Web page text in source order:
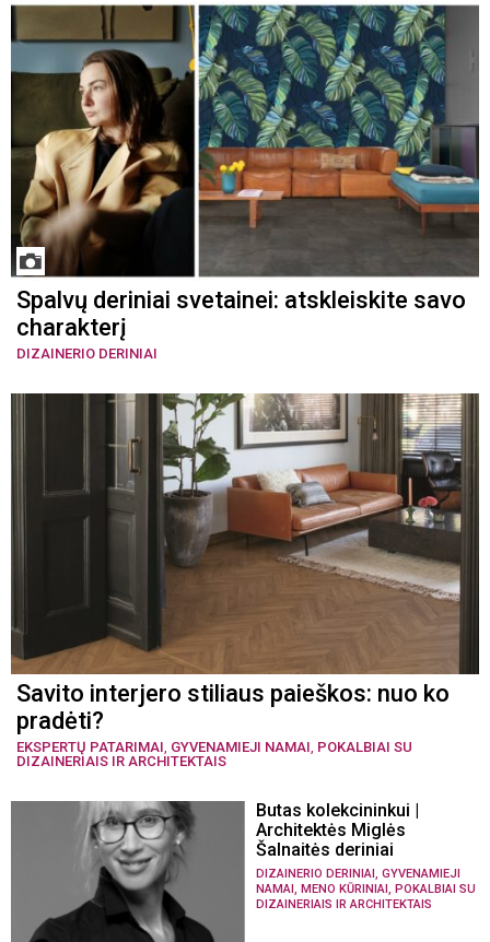
Spalvų deriniai svetainei: atskleiskite savo
charakterį
DIZAINERIO DERINIAI
Savito interjero stiliaus paieškos: nuo ko
pradėti?
EKSPERTŲ PATARIMAI, GYVENAMIEJI NAMAI, POKALBIAI SU
DIZAINERIAIS IR ARCHITEKTAIS
Butas kolekcininkui |
Architektės Miglės
Šalnaitės deriniai
DIZAINERIO DERINIAI , GYVENAMIEJI
NAMAI , MENO KŪRINIAI , POKALBIAI SU
DIZAINERIAIS IR ARCHITEKTAIS